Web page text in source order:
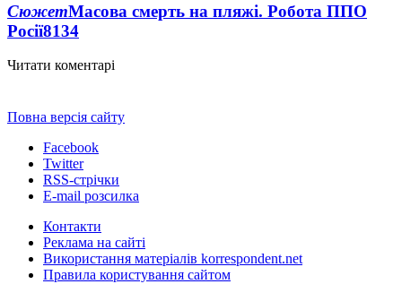
СюжетМасова смерть на пляжі. Робота ППО
Росії8134
Читати коментарі
Повна версія сайту
Facebook
Twitter
RSS-стрічки
E-mail розсилка
Контакти
Реклама на сайті
Використання матеріалів korrespondent.net
Правила користування сайтом